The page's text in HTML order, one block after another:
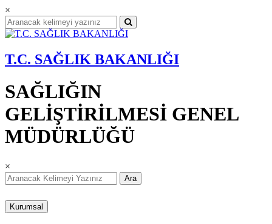
×
T.C. SAĞLIK BAKANLIĞI
SAĞLIĞIN
GELİŞTİRİLMESİ GENEL
MÜDÜRLÜĞÜ
×
Ara
Kurumsal